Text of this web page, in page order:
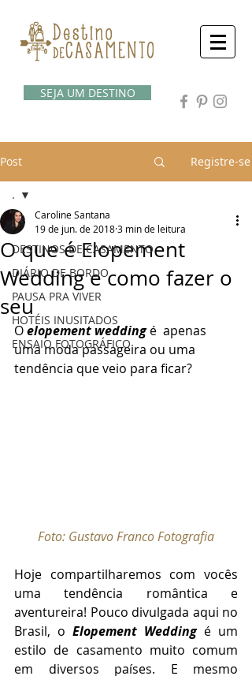
SEJA UM DESTINO
Post Registre-se
.
DESTINOS DE CASAMENTO
DIÁRIO DE BORDO
PAUSA PRA VIVER
HOTÉIS INUSITADOS
ENSAIO FOTOGRÁFICO
.
O que é Elopement
Wedding e como fazer o
seu
Caroline Santana
19 de jun. de 20183 min de leitura
O elopement wedding é  apenas
uma moda passageira ou uma
tendência que veio para ficar?
Foto: Gustavo Franco Fotografia
Hoje compartilharemos com vocês
uma tendência romântica e
aventureira! Pouco divulgada aqui no
Brasil, o Elopement Wedding é um
estilo de casamento muito comum
em diversos países. E mesmo